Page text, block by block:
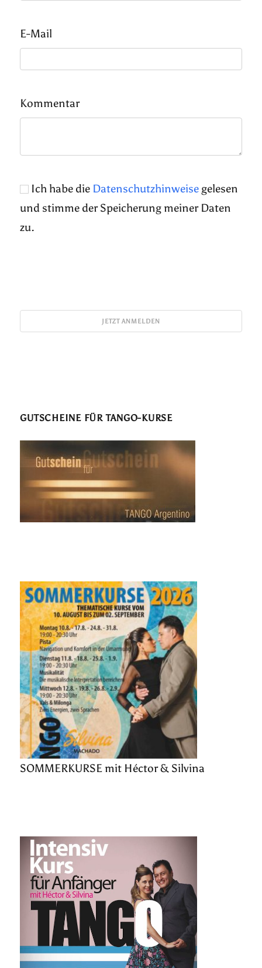
E-Mail
Kommentar
Ich habe die Datenschutzhinweise gelesen
und stimme der Speicherung meiner Daten
zu.
GUTSCHEINE FÜR TANGO-KURSE
SOMMERKURSE mit Héctor & Silvina